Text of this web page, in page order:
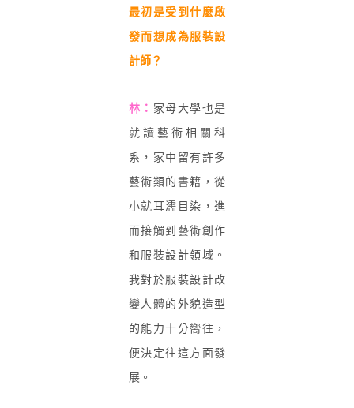
最初是受到什麼啟
發而想成為服裝設
計師？
林： 家母大學也是
就讀藝術相關科
系，家中留有許多
藝術類的書籍，從
小就耳濡目染，進
而接觸到藝術創作
和服裝設計領域。
我對於服裝設計改
變人體的外貌造型
的能力十分嚮往，
便決定往這方面發
展。